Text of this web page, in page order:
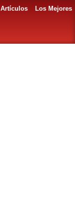
Artículos
Los Mejores